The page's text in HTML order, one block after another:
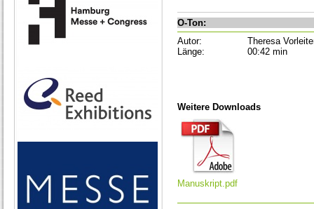
O-Ton:
Autor:
Theresa
Länge:
00:42 min
Weitere Downloads
Manuskript.pdf